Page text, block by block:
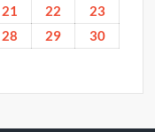
21 22
23
28 29
30